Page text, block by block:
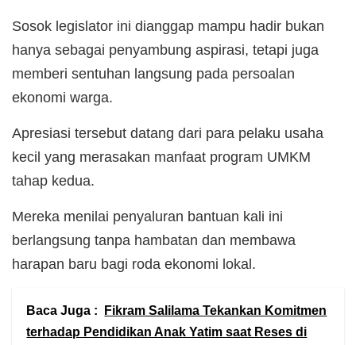
Sosok legislator ini dianggap mampu hadir bukan
hanya sebagai penyambung aspirasi, tetapi juga
memberi sentuhan langsung pada persoalan
ekonomi warga.
Apresiasi tersebut datang dari para pelaku usaha
kecil yang merasakan manfaat program UMKM
tahap kedua.
Mereka menilai penyaluran bantuan kali ini
berlangsung tanpa hambatan dan membawa
harapan baru bagi roda ekonomi lokal.
Baca Juga :
Fikram Salilama Tekankan Komitmen
terhadap Pendidikan Anak Yatim saat Reses di